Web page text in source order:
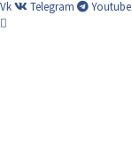
Vk Telegram Youtube